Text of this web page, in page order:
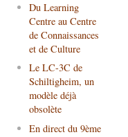
Du Learning
Centre au Centre
de Connaissances
et de Culture
Le LC-3C de
Schiltigheim, un
modèle déjà
obsolète
En direct du 9ème